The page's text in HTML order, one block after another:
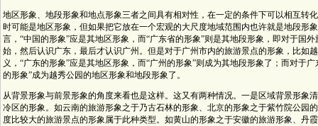
地区形象、地段形象和地点形象三者之间具有相对性，在一定的条件下可以相互转
时可能是地区形象，但如果把它放在一个宏观的大尺度地域范围内也许就是地段形
言，“中国的形象”应是其地区形象，而“广东省的形象”则是其地段形象，即对于国
始，然后认识广东，最后才认识广州。但是对于广州市内的旅游景点的形象，比如
义，“广东的形象”应是其地区形象，而“广州的形象”则成为其地段形象了；而对于
的形象”成为越秀公园的地区形象和地段形象了。
从背景形象与前景形象的角度来看也是这样。这又有两种情况。一是区域背景形象
冷区的形象。如云南的旅游形象之于乃古石林的形象、北京的形象之于紫竹院公园
度比较大的旅游景点的形象属于此种类型。如黄山的形象之于安徽的旅游形象、丹